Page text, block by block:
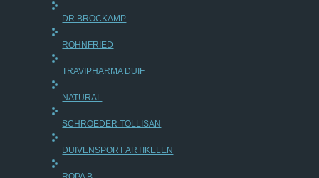
DR BROCKAMP
ROHNFRIED
TRAVIPHARMA DUIF
NATURAL
SCHROEDER TOLLISAN
DUIVENSPORT ARTIKELEN